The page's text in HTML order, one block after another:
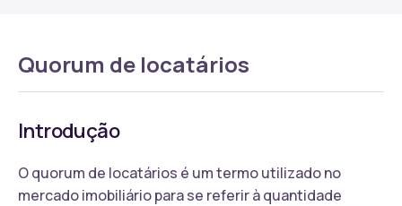
Quorum de locatários
Introdução
O quorum de locatários é um termo utilizado no
mercado imobiliário para se referir à quantidade